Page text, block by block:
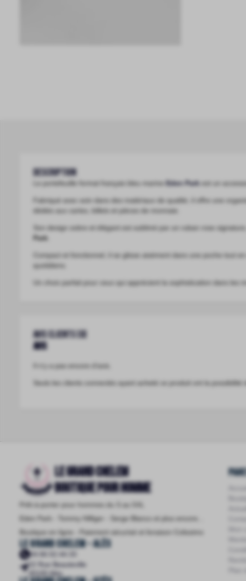
Description
Le portefeuille format français bleu marine Eden Park est un
Fabriqué avec soin dans des matériaux de qualité, il offre une
dédiés aux cartes, billets et pièces de monnaie.
Son design sobre et élégant est sublimé par un ruban rose
Park
Compact et fonctionnel, il se glisse aisément dans une poche tout
quotidiens.
Un choix parfait pour ceux qui apprécient la sophistication dans les
Avis clients (0)
Avis
Il n’y a pas encore d’avis.
Seuls les clients connectés ayant acheté ce produit ont la possibilité
LE GRAND CHELEM
Boutique pour homme
Prêt-à-porter pour hommes du S au 5XL
Eden Park - Tommy Hilfiger - Serge Blanco et plus encore...
Boutique en ligne - Paiement sécurisé et livraison Colissimo
LE GRAND CHELEM - Alès
04.66.52.44.33
22 Rue Beauteville
30100 Alès